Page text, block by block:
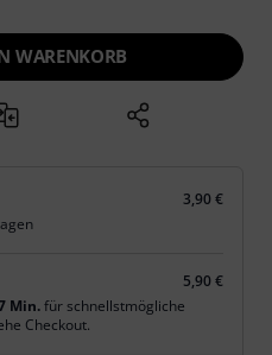
WARENKORB
3,90 €
5,90 €
Min.für schnellstmögliche
Checkout.